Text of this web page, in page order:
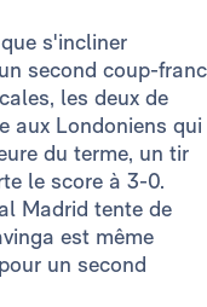
s'incliner
second coup-franc
les deux de
aux Londoniens qui
du terme, un tir
le score à 3-0.
Madrid tente de
est même
un second